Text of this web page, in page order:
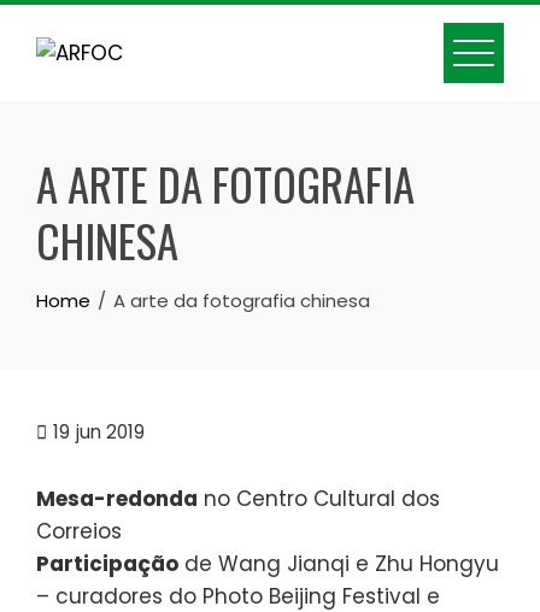
Skip
A ARTE DA FOTOGRAFIA
CHINESA
Home A arte da fotografia chinesa
19 jun 2019
Mesa-redonda no Centro Cultural dos
Correios
Participação de Wang Jianqi e Zhu Hongyu
– curadores do Photo Beijing Festival e